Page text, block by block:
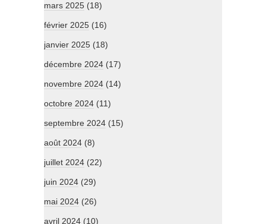
mars 2025 (18)
février 2025 (16)
janvier 2025 (18)
décembre 2024 (17)
novembre 2024 (14)
octobre 2024 (11)
septembre 2024 (15)
août 2024 (8)
juillet 2024 (22)
juin 2024 (29)
mai 2024 (26)
avril 2024 (10)